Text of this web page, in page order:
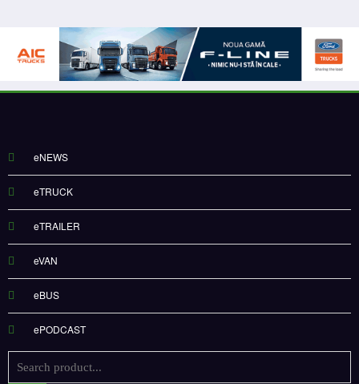
eNEWS
eTRUCK
eTRAILER
eVAN
eBUS
ePODCAST